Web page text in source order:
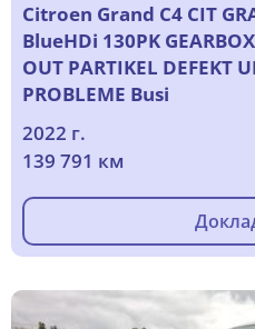
Citroen Grand C4 CIT
BlueHDi 130PK
OUT PARTIKEL DEFEKT
PROBLEME Busi
2022 г.
139 791 км